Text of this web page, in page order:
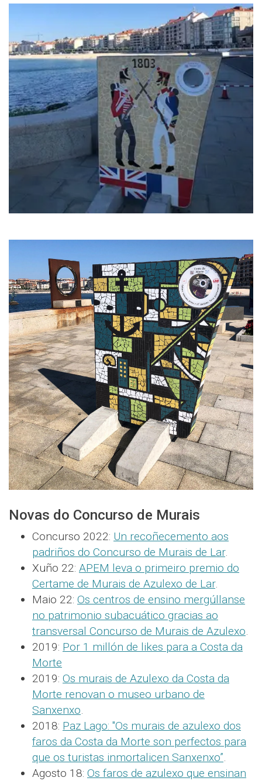
Novas do Concurso de Murais
Concurso 2022: Un recoñecemento aos
padriños do Concurso de Murais de Lar.
Xuño 22: APEM leva o primeiro premio do
Certame de Murais de Azulexo de Lar.
Maio 22: Os centros de ensino mergúllanse
no patrimonio subacuático gracias ao
transversal Concurso de Murais de Azulexo.
2019: Por 1 millón de likes para a Costa da
Morte
2019: Os murais de Azulexo da Costa da
Morte renovan o museo urbano de
Sanxenxo.
2018: Paz Lago: "Os murais de azulexo dos
faros da Costa da Morte son perfectos para
que os turistas inmortalicen Sanxenxo”.
Agosto 18: Os faros de azulexo que ensinan